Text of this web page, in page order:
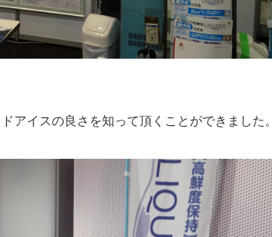
アイスの良さを知って頂くことができました。